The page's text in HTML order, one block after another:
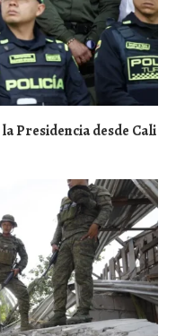
Presidencia desde Cali